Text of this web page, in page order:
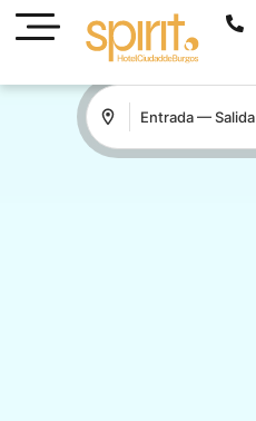
Entrada — Salida